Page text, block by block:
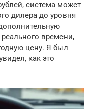
система может
дилера до уровня
времени,
цену. Я был
как это